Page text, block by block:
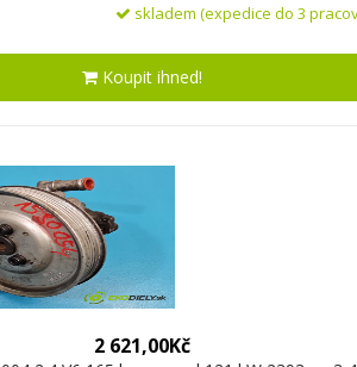
skladem (expedice do 3
Koupit ihned!
2 621,00Kč